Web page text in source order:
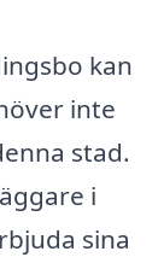
kan
inte
stad.
i
sina